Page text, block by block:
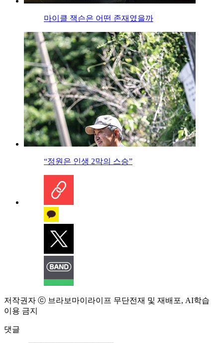
마이클 잭슨은 어떤 존재였을까
“정원은 인생 2막의 스승”
저작권자 ⓒ 브라보마이라이프 무단전재 및 재배포, AI학습
이용 금지
댓글